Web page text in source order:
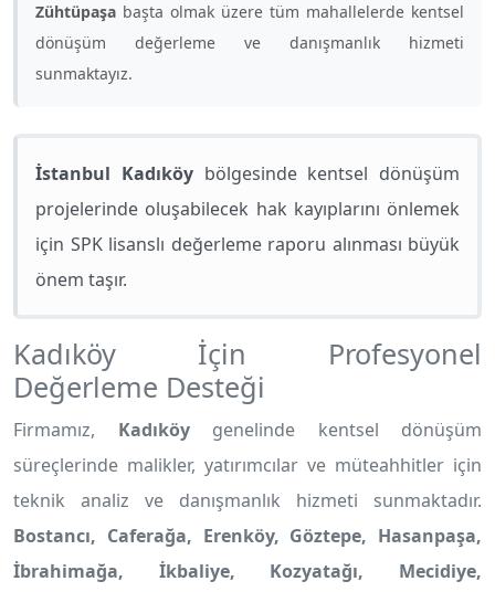
Zühtüpaşa başta olmak üzere tüm mahallelerde kentsel
dönüşüm değerleme ve danışmanlık hizmeti
sunmaktayız.
İstanbul Kadıköybölgesinde kentsel dönüşüm
projelerinde oluşabilecek hak kayıplarını önlemek
için SPK lisanslı değerleme raporu alınması büyük
önem taşır.
Kadıköy İçin Profesyonel
Değerleme Desteği
Firmamız, Kadıköygenelinde kentsel dönüşüm
süreçlerinde malikler, yatırımcılar ve müteahhitler için
teknik analiz ve danışmanlık hizmeti sunmaktadır.
Bostancı, Caferağa, Erenköy, Göztepe, Hasanpaşa,
İbrahimağa, İkbaliye, Kozyatağı, Mecidiye,